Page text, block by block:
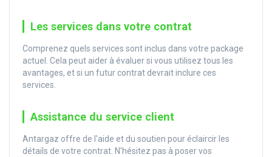
Les services dans votre contrat
Comprenez quels services sont inclus dans votre package
actuel. Cela peut aider à évaluer si vous utilisez tous les
avantages, et si un futur contrat devrait inclure ces
services.
Assistance du service client
Antargaz offre de l'aide et du soutien pour éclaircir les
détails de votre contrat. N'hésitez pas à poser vos